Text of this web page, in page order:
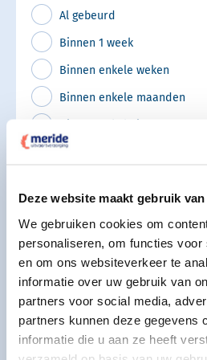
Deze website maakt gebruik
We gebruiken cookies om
personaliseren, om functies voor
en om ons websiteverkeer te
informatie over uw gebruik van
partners voor social media,
partners kunnen deze gegevens
informatie die u aan ze heeft
Al gebeurd
Binnen 1 week
Binnen enkele weken
Binnen enkele maanden
Voorlopig niet